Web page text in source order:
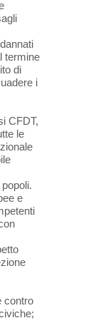
termine
di
i
CFDT,
le
e
contro